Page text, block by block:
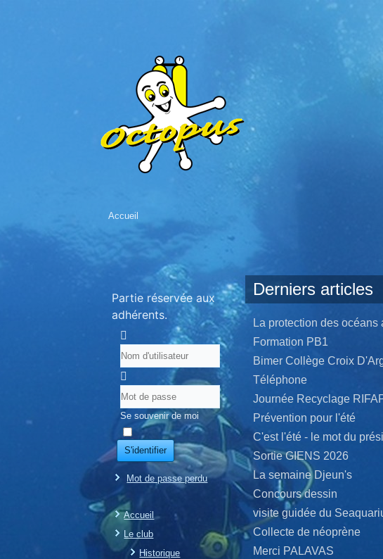
Accueil
Partie réservée aux
adhérents.
Se souvenir de moi
S'identifier
Mot de passe perdu
Accueil
Le club
Historique
Derniers articles
La protection des
Formation PB1
Bimer Collège Croix
Téléphone
Journée Recyclage
Prévention pour l'été
C'est l'été - le mot du
Sortie GIENS 2026
La semaine Djeun's
Concours dessin
visite guidée du
Collecte de néoprène
Merci PALAVAS